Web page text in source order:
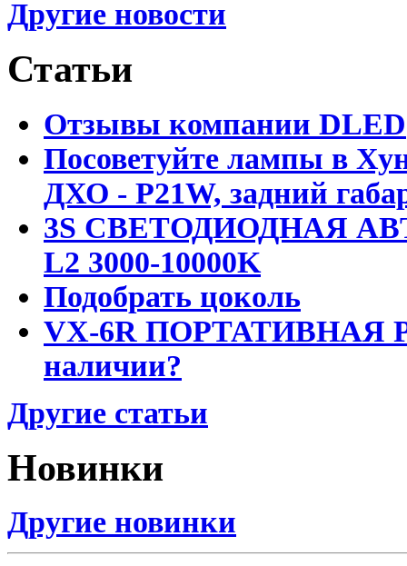
Другие новости
Статьи
Отзывы компании DLED
Посоветуйте лампы в
ДХО - P21W, задний
3S СВЕТОДИОДНАЯ
L2 3000-10000K
Подобрать цоколь
VX-6R ПОРТАТИВНАЯ
наличии?
Другие статьи
Новинки
Другие новинки